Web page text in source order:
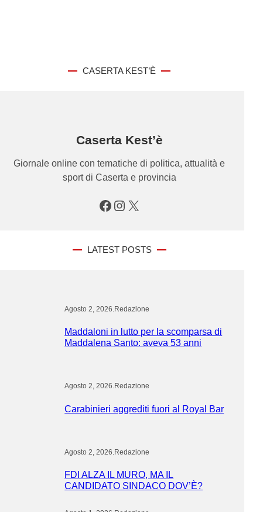
CASERTA KEST’È
Caserta Kest’è
Giornale online con tematiche di politica, attualità e
sport di Caserta e provincia
Facebook Instagram X
LATEST POSTS
Agosto 2, 2026 Redazione
Maddaloni in lutto per la scomparsa di
Maddalena Santo: aveva 53 anni
Agosto 2, 2026.Redazione
Carabinieri aggrediti fuori al Royal Bar
Agosto 2, 2026 Redazione
FDI ALZA IL MURO, MA IL
CANDIDATO SINDACO DOV’È?